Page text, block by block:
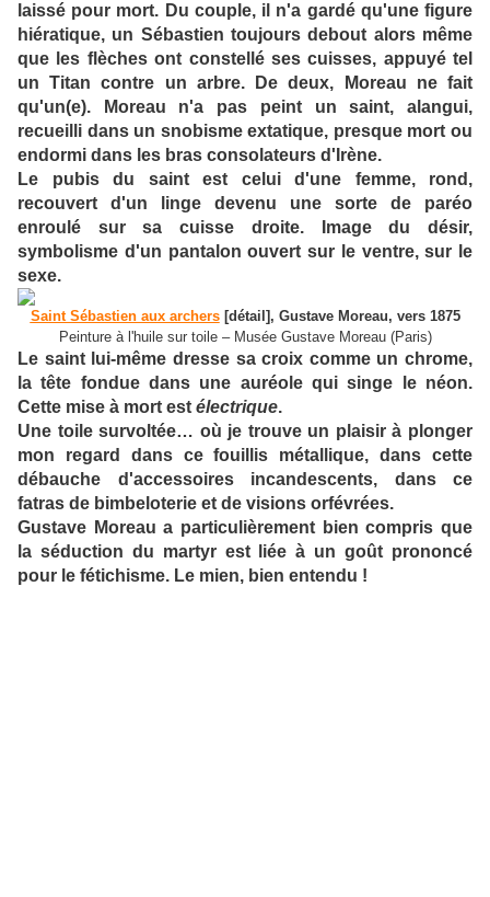
laissé pour mort. Du couple, il n'a gardé qu'une figure
hiératique, un Sébastien toujours debout alors même
que les flèches ont constellé ses cuisses, appuyé tel
un Titan contre un arbre. De deux, Moreau ne fait
qu'un(e). Moreau n'a pas peint un saint, alangui,
recueilli dans un snobisme extatique, presque mort ou
endormi dans les bras consolateurs d'Irène.
Le pubis du saint est celui d'une femme, rond,
recouvert d'un linge devenu une sorte de paréo
enroulé sur sa cuisse droite. Image du désir,
symbolisme d'un pantalon ouvert sur le ventre, sur le
sexe.
Saint Sébastien aux archers[détail], Gustave Moreau, vers 1875
Peinture à l'huile sur toile – Musée Gustave Moreau (Paris)
Le saint lui-même dresse sa croix comme un chrome,
la tête fondue dans une auréole qui singe le néon.
Cette mise à mort est électrique.
Une toile survoltée… où je trouve un plaisir à plonger
mon regard dans ce fouillis métallique, dans cette
débauche d'accessoires incandescents, dans ce
fatras de bimbeloterie et de visions orfévrées.
Gustave Moreau a particulièrement bien compris que
la séduction du martyr est liée à un goût prononcé
pour le fétichisme. Le mien, bien entendu !